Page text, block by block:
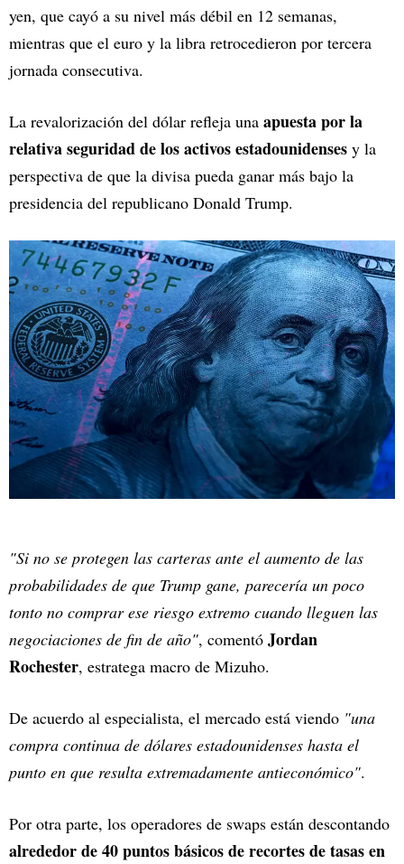
yen, que cayó a su nivel más débil en 12 semanas,
mientras que el euro y la libra retrocedieron por tercera
jornada consecutiva.
La revalorización del dólar refleja una apuesta por la
relativa seguridad de los activos estadounidenses y la
perspectiva de que la divisa pueda ganar más bajo la
presidencia del republicano Donald Trump.
"Si no se protegen las carteras ante el aumento de las
probabilidades de que Trump gane, parecería un poco
tonto no comprar ese riesgo extremo cuando lleguen las
negociaciones de fin de año", comentó Jordan
Rochester, estratega macro de Mizuho.
De acuerdo al especialista, el mercado está viendo "una
compra continua de dólares estadounidenses hasta el
punto en que resulta extremadamente antieconómico".
Por otra parte, los operadores de swaps están descontando
alrededor de 40 puntos básicos de recortes de tasas en